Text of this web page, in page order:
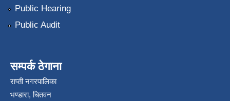
Public Hearing
Public Audit
सम्पर्क ठेगाना
राप्ती नगरपालिका
भण्डारा, चितवन